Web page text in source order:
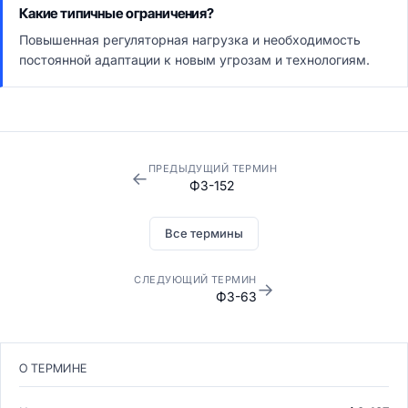
Какие типичные ограничения?
Повышенная регуляторная нагрузка и необходимость
постоянной адаптации к новым угрозам и технологиям.
← ПРЕДЫДУЩИЙ ТЕРМИН
ФЗ-152
Все термины
СЛЕДУЮЩИЙ ТЕРМИН
ФЗ-63→
О ТЕРМИНЕ